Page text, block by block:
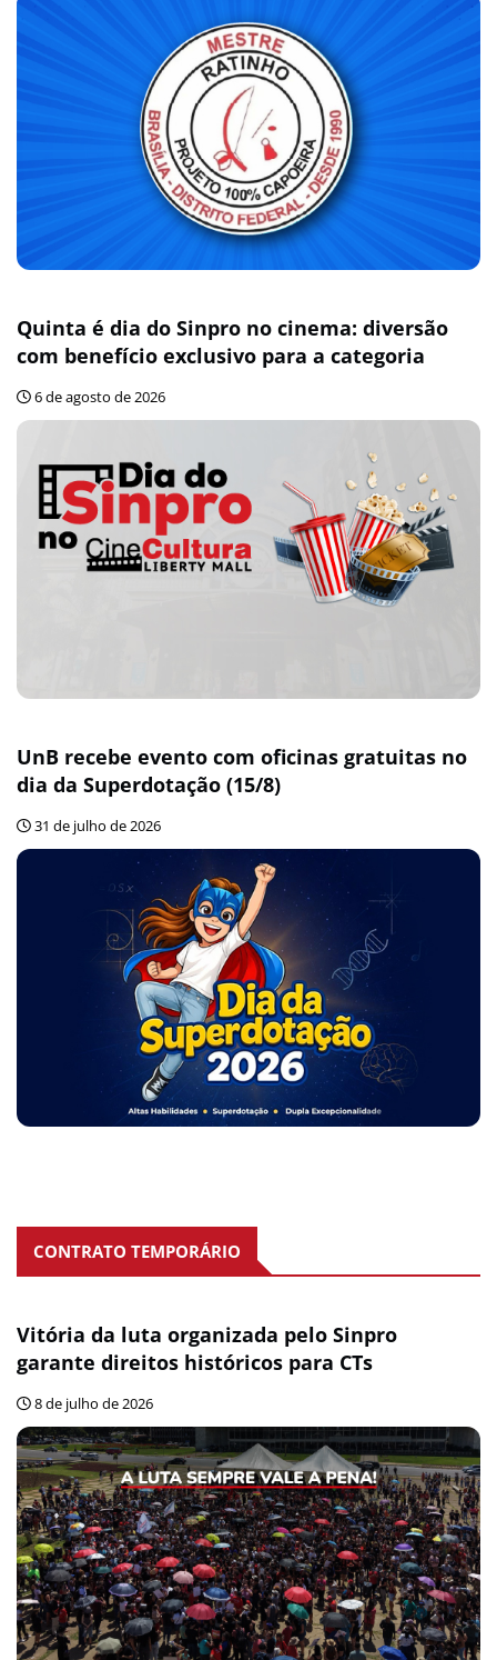
Quinta é dia do Sinpro no cinema: diversão
com benefício exclusivo para a categoria
6 de agosto de 2026
UnB recebe evento com oficinas gratuitas no
dia da Superdotação (15/8)
31 de julho de 2026
CONTRATO TEMPORÁRIO
Vitória da luta organizada pelo Sinpro
garante direitos históricos para CTs
8 de julho de 2026